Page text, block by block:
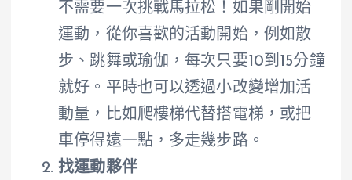
不需要一次挑戰馬拉松！如果剛開始
運動，從你喜歡的活動開始，例如散
步、跳舞或瑜伽，每次只要10到15分鐘
就好。平時也可以透過小改變增加活
動量，比如爬樓梯代替搭電梯，或把
車停得遠一點，多走幾步路。
找運動夥伴